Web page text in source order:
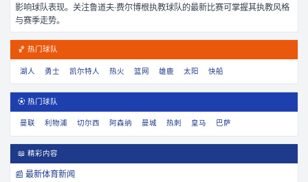
影响球队表现。关注鲁道夫·费尔博根执教球队的最新比赛可掌握其执教风格
与赛季走势。
🏀 热门球队
湖人 勇士 凯尔特人 热火 篮网 雄鹿 太阳 快船
⚽ 热门球队
曼联 利物浦 切尔西 阿森纳 曼城 热刺 皇马 巴萨
📖 精彩内容
📰 最新体育新闻